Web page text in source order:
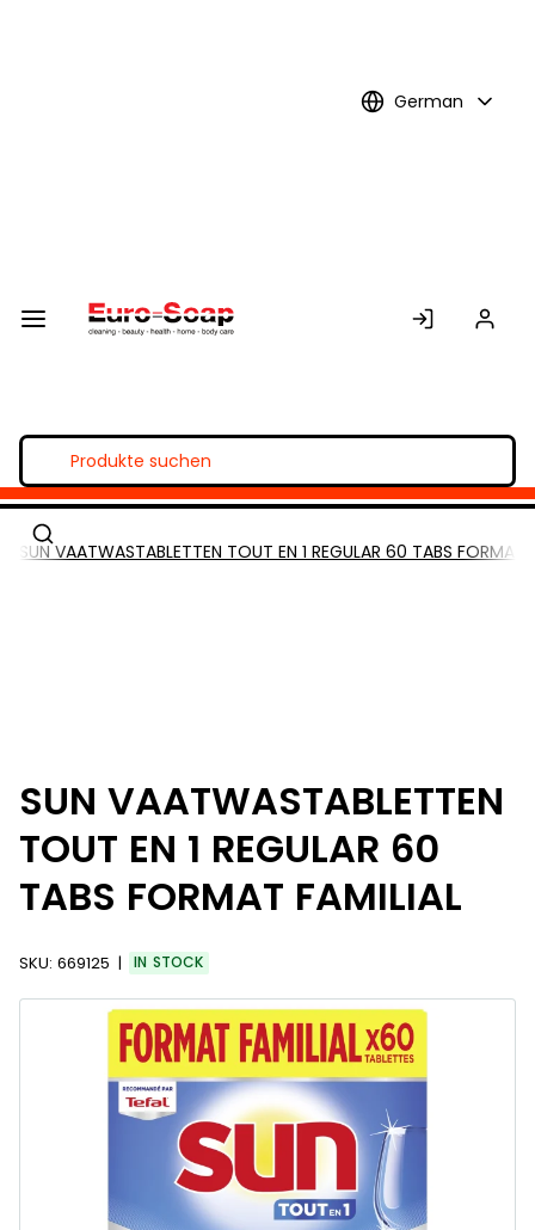
German
SUN VAATWASTABLETTEN TOUT EN 1 REGULAR 60 TABS FORMAT
SUN VAATWASTABLETTEN
TOUT EN 1 REGULAR 60
TABS FORMAT FAMILIAL
SKU: 669125 IN STOCK